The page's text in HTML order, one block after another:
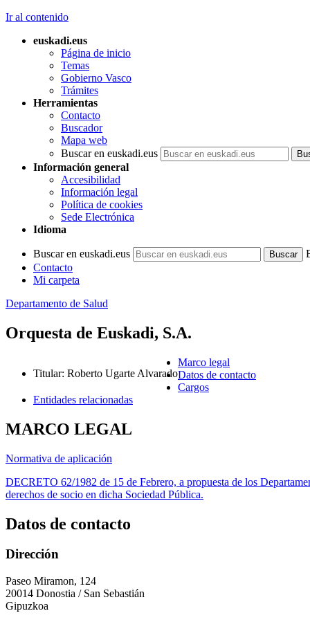
Ir al contenido
euskadi.eus
Página de inicio
Temas
Gobierno Vasco
Trámites
Herramientas
Contacto
Buscador
Mapa web
Buscar en euskadi.eus
Información general
Accesibilidad
Información legal
Política de cookies
Sede Electrónica
Idioma
Buscar en euskadi.eus
Contacto
Mi carpeta
Departamento de Salud
Orquesta de Euskadi, S.A.
Titular: Roberto Ugarte Alvarado
Marco legal
Datos de contacto
Cargos
Entidades relacionadas
MARCO LEGAL
Normativa de aplicación
DECRETO 62/1982 de 15 de Febrero, a propuesta de los
derechos de socio en dicha Sociedad Pública.
Datos de contacto
Dirección
Paseo Miramon, 124
20014 Donostia / San Sebastián
Gipuzkoa